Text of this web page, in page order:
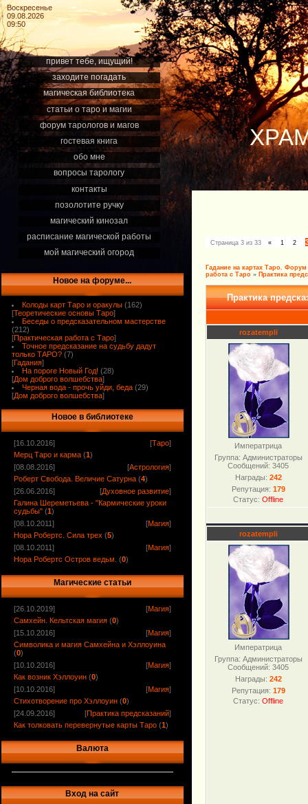
Воскресенье
09.08.2026
09:50
привет тебе, ищущий!
заходите погадать
магическая библиотека
статьи о таро и магии
форум тарологов и магов
гостевая книга
обо мне
вопросы тарологу
контакты
позолотите ручку
магический кинозал
расписание магической работы
мой магический огород
Новое на форуме...
Колоды карт Таро и оракулы (162)
[Теоретические основы Таро]
Беседы о предсказательном мастерстве
(212)
[Практическая работа с Таро]
Точное предсказание на судьбу дадут
только ТАРО? (7)
[Гадания]
На пороге Новый Год! (28)
[Дом доброго волшебства]
Черная вода - прочь уйди, беда (29)
[Дом доброго волшебства]
Новое в библиотеке
[16.10.2016] [Таро]
Мерц Таро и карма (1)
[08.08.2016]
[Астрология]
Роберт Свобода. Величие Сатурна (4)
[26.06.2016]
[Духовное развитие]
Галина Шереметьева - "Кармические уроки
судьбы" (1)
[08.10.2011]
[Магия]
Нора Робертс. Сила трех (5)
[08.10.2011]
[Магия]
Нора Робертс Остров ведьм. (0)
Магические статьи
[26.10.2019] [Магия]
Самхейн. Кельтская магия (0)
[15.10.2016]
[Магия]
Символика и магия Самхейна и Хэллоуина
(0)
[10.10.2016]
[Магия]
Как возник Хэллоуин (0)
[10.10.2016]
[Магия]
Стихотворение про Хэллоуин (0)
[24.09.2016]
[Практика предсказаний]
Как толковать перевернутые карты Таро (1)
Валюта
Вход на сайт
Страница 3 из 33 « 1 2
Гадание на картах Таро.
работа с Таро » Практика
Практика
rozatempli
Императрица
Группа: Администраторы
Сообщений:3405
Награды: 242
Репутация: 179
Статус:Offline
rozatempli
Императрица
Группа: Администраторы
Сообщений:3405
Награды: 242
Репутация: 179
Статус:Offline